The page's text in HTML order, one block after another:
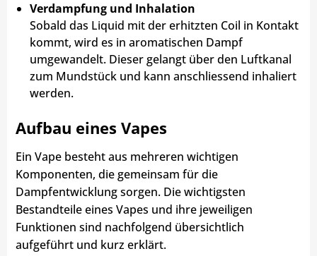
Verdampfung und Inhalation
Sobald das Liquid mit der erhitzten Coil in Kontakt
kommt, wird es in aromatischen Dampf
umgewandelt. Dieser gelangt über den Luftkanal
zum Mundstück und kann anschliessend inhaliert
werden.
Aufbau eines Vapes
Ein Vape besteht aus mehreren wichtigen
Komponenten, die gemeinsam für die
Dampfentwicklung sorgen. Die wichtigsten
Bestandteile eines Vapes und ihre jeweiligen
Funktionen sind nachfolgend übersichtlich
aufgeführt und kurz erklärt.